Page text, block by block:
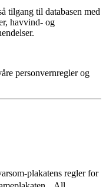
tilgang til databasen med
havvind- og
personvernreglerog
plakatens regler for